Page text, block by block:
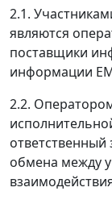
2.1.
являются
поставщики
информации
2.2.
обмена между